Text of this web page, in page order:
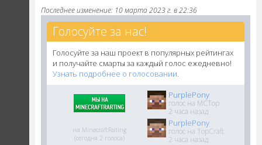
Последнее изменение: 10 марта 2023 г. в 22:36
Голосуйте за нас!
Голосуйте за наш проект в популярных рейтингах
и получайте смарты за каждый голос ежедневно!
Узнать подробнее о голосовании.
PurplePony
голос на MCTop
2 часа назад
PurplePony
голос на TopCraft
2 часа назад
на MinecraftRating
(сегодня 2 голоса)